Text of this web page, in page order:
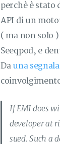
perchè è stato
API di un
( ma non solo
Seeqpod, e
Da una
If EMI does
developer at
sued. Such a